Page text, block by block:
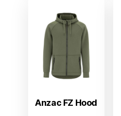
Anzac FZ Hood